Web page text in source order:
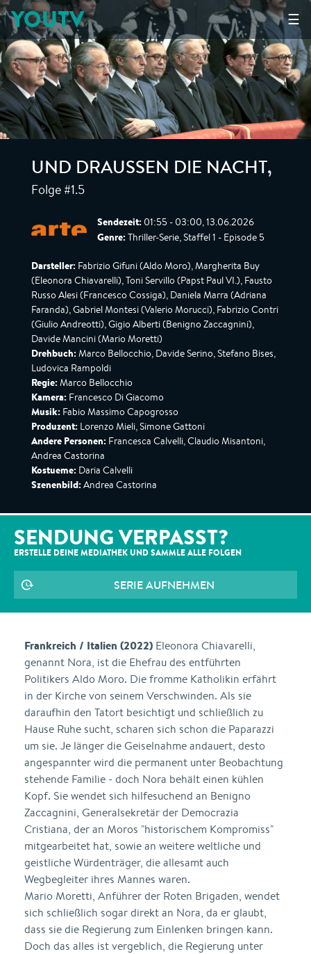
☰
YOUTV
UND DRAUSSEN DIE NACHT ,
Folge #1.5
Sendezeit: 01:55 - 03:00, 13.06.2026
Genre: Thriller-Serie, Staffel 1 - Episode 5
Darsteller: Fabrizio Gifuni (Aldo Moro), Margherita Buy
(Eleonora Chiavarelli), Toni Servillo (Papst Paul VI.), Fausto
Russo Alesi (Francesco Cossiga), Daniela Marra (Adriana
Faranda), Gabriel Montesi (Valerio Morucci), Fabrizio Contri
(Giulio Andreotti), Gigio Alberti (Benigno Zaccagnini),
Davide Mancini (Mario Moretti)
Drehbuch: Marco Bellocchio, Davide Serino, Stefano Bises,
Ludovica Rampoldi
Regie: Marco Bellocchio
Kamera: Francesco Di Giacomo
Musik: Fabio Massimo Capogrosso
Produzent: Lorenzo Mieli, Simone Gattoni
Andere Personen: Francesca Calvelli, Claudio Misantoni,
Andrea Castorina
Kostueme: Daria Calvelli
Szenenbild: Andrea Castorina
SENDUNG VERPASST?
ERSTELLE DEINE MEDIATHEK UND SAMMLE ALLE FOLGEN
SERIE AUFNEHMEN
Frankreich / Italien (2022) Eleonora Chiavarelli,
genannt Nora, ist die Ehefrau des entführten
Politikers Aldo Moro. Die fromme Katholikin erfährt
in der Kirche von seinem Verschwinden. Als sie
daraufhin den Tatort besichtigt und schließlich zu
Hause Ruhe sucht, scharen sich schon die Paparazzi
um sie. Je länger die Geiselnahme andauert, desto
angespannter wird die permanent unter Beobachtung
stehende Familie - doch Nora behält einen kühlen
Kopf. Sie wendet sich hilfesuchend an Benigno
Zaccagnini, Generalsekretär der Democrazia
Cristiana, der an Moros "historischem Kompromiss"
mitgearbeitet hat, sowie an weitere weltliche und
geistliche Würdenträger, die allesamt auch
Wegbegleiter ihres Mannes waren.
Mario Moretti, Anführer der Roten Brigaden, wendet
sich schließlich sogar direkt an Nora, da er glaubt,
dass sie die Regierung zum Einlenken bringen kann.
Doch das alles ist vergeblich, die Regierung unter